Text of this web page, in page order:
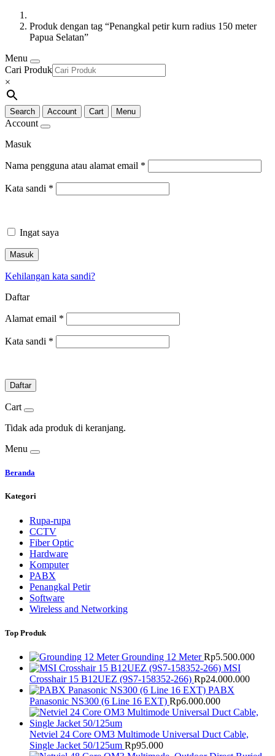
Produk dengan tag “Penangkal petir kurn radius 150 meter
Papua Selatan”
Menu
Cari Produk
×
Search Account Cart Menu
Account
Masuk
Nama pengguna atau alamat email *
Kata sandi *
Ingat saya
Masuk
Kehilangan kata sandi?
Daftar
Alamat email *
Kata sandi *
Daftar
Cart
Tidak ada produk di keranjang.
Menu
Beranda
Kategori
Rupa-rupa
CCTV
Fiber Optic
Hardware
Komputer
PABX
Penangkal Petir
Software
Wireless and Networking
Top Produk
Grounding 12 Meter Rp5.500.000
MSI
Crosshair 15 B12UEZ (9S7-158352-266) Rp24.000.000
PABX
Panasonic NS300 (6 Line 16 EXT) Rp6.000.000
Netviel 24 Core OM3 Multimode Universal Duct Cable,
Single Jacket 50/125um Rp95.000